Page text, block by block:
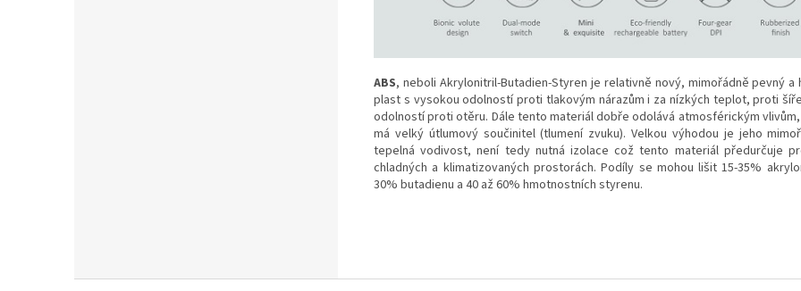
ABS, neboli Akrylonitril-Butadien-Styren je relativně nový, mimořádně pevný a
plast s vysokou odolností proti tlakovým nárazům i za nízkých teplot, proti
odolností proti otěru. Dále tento materiál dobře odolává atmosférickým vlivům,
má velký útlumový součinitel (tlumení zvuku). Velkou výhodou je jeho
tepelná vodivost, není tedy nutná izolace což tento materiál předurčuje
chladných a klimatizovaných prostorách. Podíly se mohou lišit 15-35%
30% butadienu a 40 až 60% hmotnostních styrenu.